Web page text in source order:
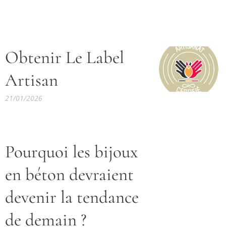
Obtenir Le Label
Artisan
21/01/2026
Pourquoi les bijoux
en béton devraient
devenir la tendance
de demain ?